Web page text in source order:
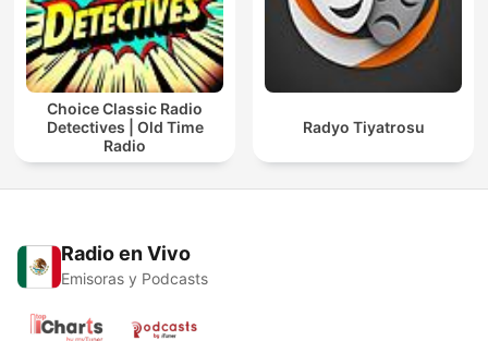
Choice Classic Radio
Detectives | Old Time
Radio
Radyo Tiyatrosu
Radio en Vivo
Emisoras y Podcasts